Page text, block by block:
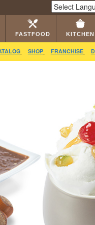
VIDEO
Powered by
FASTFOOD KITCHEN
SHOP FRANCHISE